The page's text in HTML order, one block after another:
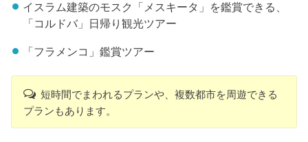
イスラム建築のモスク「メスキータ」を鑑賞できる、
「コルドバ」日帰り観光ツアー
「フラメンコ」鑑賞ツアー
短時間でまわれるプランや、複数都市を周遊できる
プランもあります。